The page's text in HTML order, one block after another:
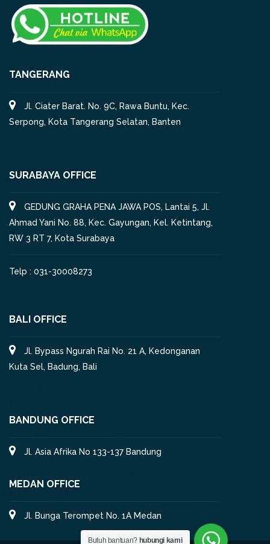
TANGERANG
Jl. Ciater Barat. No. 9C, Rawa Buntu, Kec.
Serpong, Kota Tangerang Selatan, Banten
SURABAYA OFFICE
GEDUNG GRAHA PENA JAWA POS, Lantai 5, Jl.
Ahmad Yani No. 88, Kec. Gayungan, Kel. Ketintang,
RW 3 RT 7, Kota Surabaya
Telp : 031-30008273
BALI OFFICE
Jl. Bypass Ngurah Rai No. 21 A, Kedonganan
Kuta Sel, Badung, Bali
BANDUNG OFFICE
Jl. Asia Afrika No 133-137 Bandung
MEDAN OFFICE
Jl. Bunga Terompet No. 1A Medan
Butuh bantuan? hubungi kami